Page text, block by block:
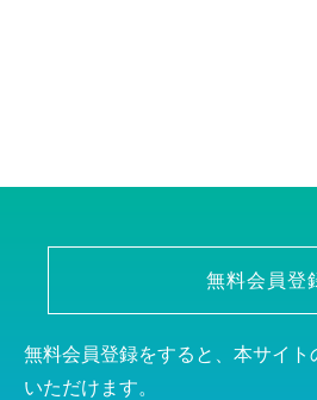
無料会員登
無料会員登録をすると、本サイト
いただけます。